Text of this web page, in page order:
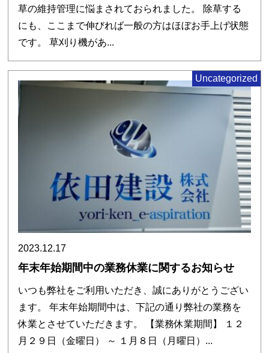
草の維持管理に悩まされておられました。 除草する
にも、ここまで伸びれば一般の方はほぼお手上げ状態
です。 草刈り機があ...
Uncategorized
2023.12.17
年末年始期間中の業務休業に関するお知らせ
いつも弊社をご利用いただき、誠にありがとうござい
ます。 年末年始期間中は、下記の通り弊社の業務を
休業とさせていただきます。 【業務休業期間】 １２
月２９日（金曜日） ～ １月８日（月曜日）...